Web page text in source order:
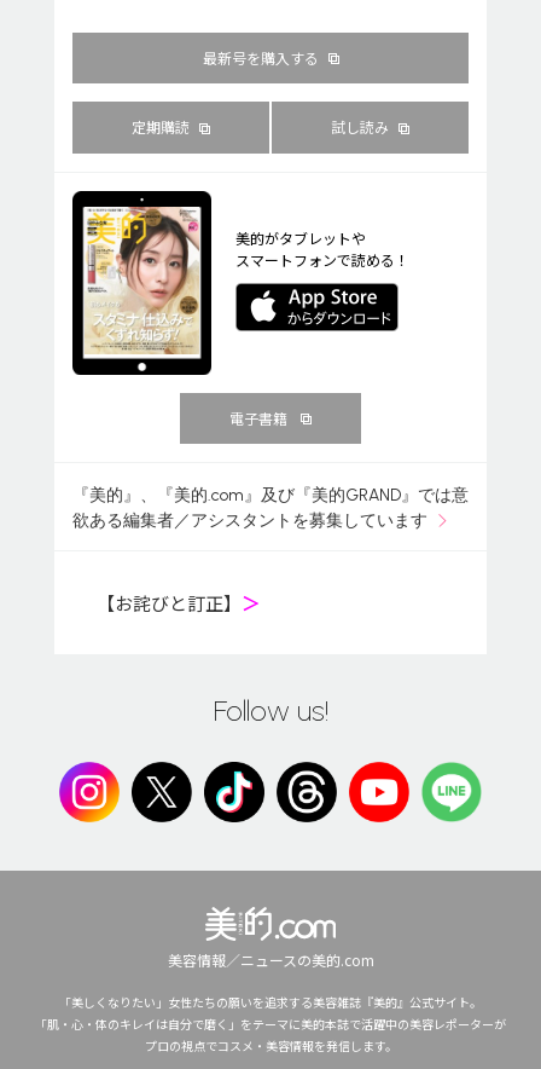
最新号を購入する
定期購読 試し読み
美的がタブレットや
スマートフォンで読める！
電子書籍
『美的』、『美的.com』及び『美的GRAND』では意
欲ある編集者／アシスタントを募集しています
【お詫びと訂正】 ＞
Follow us!
美容情報／ニュースの美的.com
「美しくなりたい」女性たちの願いを追求する美容雑誌『美的』公式サイト。
「肌・心・体のキレイは自分で磨く」をテーマに美的本誌で活躍中の美容レポーターが
プロの視点でコスメ・美容情報を発信します。